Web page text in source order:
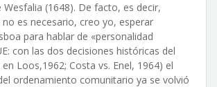
Wesfalia (1648). De facto, es decir,
es necesario, creo yo, esperar
para hablar de «personalidad
con las dos decisiones históricas del
en Loos,1962; Costa vs. Enel, 1964) el
ordenamiento comunitario ya se volvió